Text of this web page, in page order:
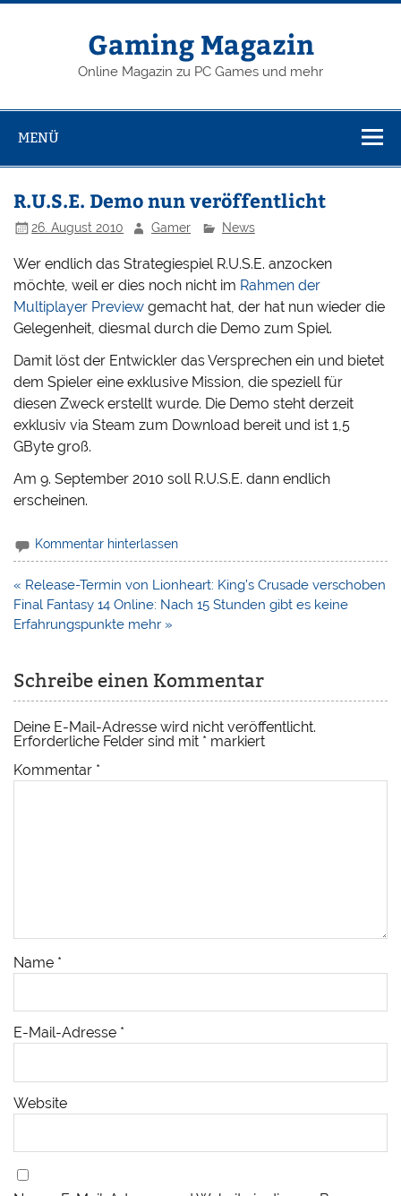
Zum
Gaming Magazin
Online Magazin zu PC Games und mehr
MENÜ
R.U.S.E. Demo nun veröffentlicht
26. August 2010 Gamer News
Wer endlich das Strategiespiel R.U.S.E. anzocken
möchte, weil er dies noch nicht im Rahmen der
Multiplayer Preview gemacht hat, der hat nun wieder die
Gelegenheit, diesmal durch die Demo zum Spiel.
Damit löst der Entwickler das Versprechen ein und bietet
dem Spieler eine exklusive Mission, die speziell für
diesen Zweck erstellt wurde. Die Demo steht derzeit
exklusiv via Steam zum Download bereit und ist 1,5
GByte groß.
Am 9. September 2010 soll R.U.S.E. dann endlich
erscheinen.
Kommentar hinterlassen
Beitragsnavigation
« Release-Termin von Lionheart: King’s Crusade verschoben
Final Fantasy 14 Online: Nach 15 Stunden gibt es keine
Erfahrungspunkte mehr »
Schreibe einen Kommentar
Deine E-Mail-Adresse wird nicht veröffentlicht.
Erforderliche Felder sind mit * markiert
Kommentar *
Name *
E-Mail-Adresse *
Website